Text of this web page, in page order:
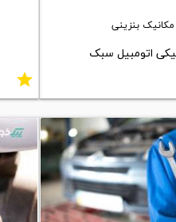
مکانیک بنزینی
اتومبیل سبک
star